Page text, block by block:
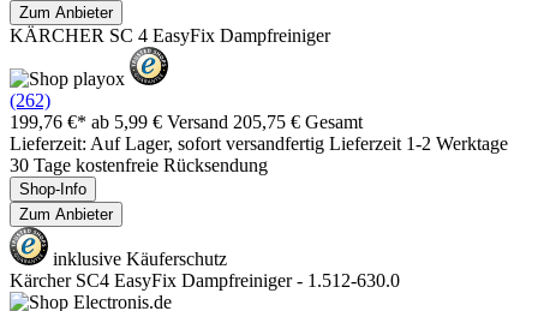
Zum Anbieter
KÄRCHER SC 4 EasyFix Dampfreiniger
(262)
199,76 €* ab 5,99 € Versand 205,75 € Gesamt
Lieferzeit: Auf Lager, sofort versandfertig Lieferzeit 1-2 Werktage
30 Tage kostenfreie Rücksendung
Shop-Info
Zum Anbieter
inklusive Käuferschutz
Kärcher SC4 EasyFix Dampfreiniger - 1.512-630.0